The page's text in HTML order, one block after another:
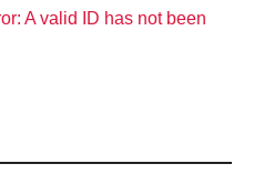
A valid ID has not been